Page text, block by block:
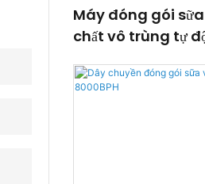
Máy đóng gói
chất vô trùng tự